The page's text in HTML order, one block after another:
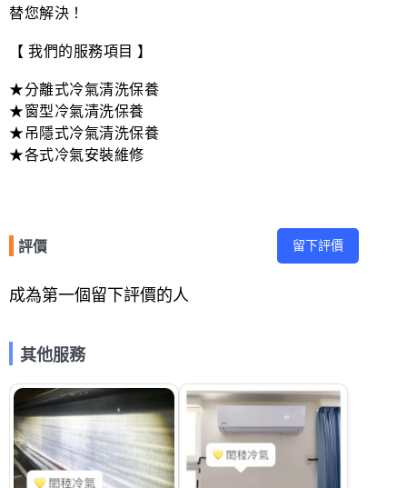
替您解決！
【 我們的服務項目 】
★分離式冷氣清洗保養
★窗型冷氣清洗保養
★吊隱式冷氣清洗保養
★各式冷氣安裝維修
評價 留下評價
成為第一個留下評價的人
其他服務